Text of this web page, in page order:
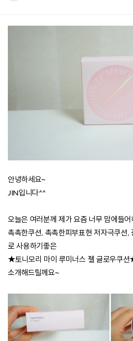
안녕하세요~
JIN입니다^^
오늘은 여러분께 제가 요즘 너무 맘에들어
촉촉한쿠션, 촉촉한피부표현 저자극쿠션,
로 사용하기좋은
★토니모리 마이 루미너스 젤 글로우쿠
소개해드릴께요~